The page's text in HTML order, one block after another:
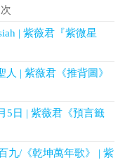
| 紫薇君『紫微星
| 紫薇君《推背圖》
5日 | 紫薇君《預言籤
九/《乾坤萬年歌》 | 紫